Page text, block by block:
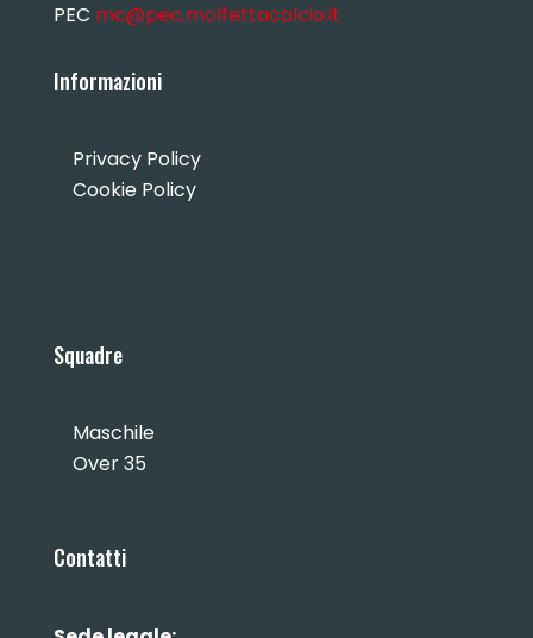
PEC mc@pec.molfettacalcio.it
Informazioni
Privacy Policy
Cookie Policy
Squadre
Maschile
Over 35
Contatti